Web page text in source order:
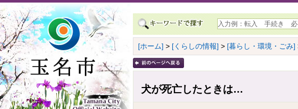
[ホーム] > [くらしの情報] > [暮らし・環境・ごみ]
犬が死亡したときは…